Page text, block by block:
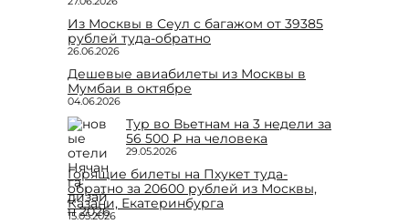
Из Москвы в Сеул с багажом от 39385
рублей туда-обратно
26.06.2026
Дешевые авиабилеты из Москвы в
Мумбаи в октябре
04.06.2026
Тур во Вьетнам на 3 недели за
56 500 ₽ на человека
29.05.2026
Горящие билеты на Пхукет туда-
обратно за 20600 рублей из Москвы,
Казани, Екатеринбурга
15.05.2026